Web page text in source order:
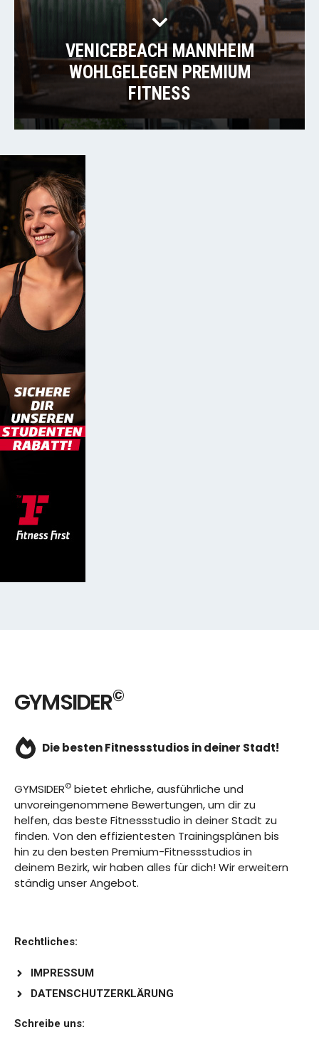
VENICEBEACH MANNHEIM
WOHLGELEGEN PREMIUM
FITNESS
GYMSIDER©
Die besten Fitnessstudios in deiner Stadt!
GYMSIDER© bietet ehrliche, ausführliche und
unvoreingenommene Bewertungen, um dir zu
helfen, das beste Fitnessstudio in deiner Stadt zu
finden. Von den effizientesten Trainingsplänen bis
hin zu den besten Premium-Fitnessstudios in
deinem Bezirk, wir haben alles für dich! Wir erweitern
ständig unser Angebot.
Rechtliches:
IMPRESSUM
DATENSCHUTZERKLÄRUNG
Schreibe uns: